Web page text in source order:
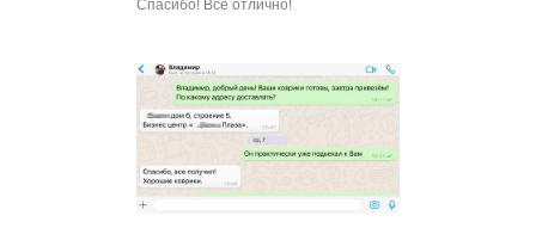
Спасибо! Все отлично!